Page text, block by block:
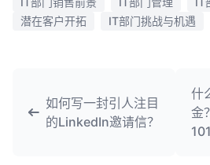
潜在客户开拓
IT部门挑战与机遇
如何写一封引人注目
的LinkedIn邀请信？
什
金
101